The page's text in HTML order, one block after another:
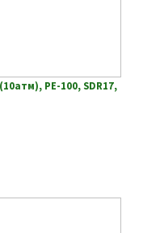
РЕ-100, SDR17,